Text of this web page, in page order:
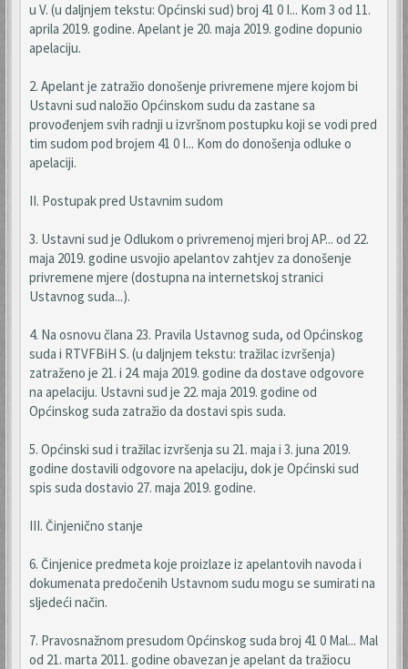
u V. (u daljnjem tekstu: Općinski sud) broj 41 0 I... Kom 3 od 11.
aprila 2019. godine. Apelant je 20. maja 2019. godine dopunio
apelaciju.
2. Apelant je zatražio donošenje privremene mjere kojom bi
Ustavni sud naložio Općinskom sudu da zastane sa
provođenjem svih radnji u izvršnom postupku koji se vodi pred
tim sudom pod brojem 41 0 I... Kom do donošenja odluke o
apelaciji.
II. Postupak pred Ustavnim sudom
3. Ustavni sud je Odlukom o privremenoj mjeri broj AP... od 22.
maja 2019. godine usvojio apelantov zahtjev za donošenje
privremene mjere (dostupna na internetskoj stranici
Ustavnog suda...).
4. Na osnovu člana 23. Pravila Ustavnog suda, od Općinskog
suda i RTVFBiH S. (u daljnjem tekstu: tražilac izvršenja)
zatraženo je 21. i 24. maja 2019. godine da dostave odgovore
na apelaciju. Ustavni sud je 22. maja 2019. godine od
Općinskog suda zatražio da dostavi spis suda.
5. Općinski sud i tražilac izvršenja su 21. maja i 3. juna 2019.
godine dostavili odgovore na apelaciju, dok je Općinski sud
spis suda dostavio 27. maja 2019. godine.
III. Činjenično stanje
6. Činjenice predmeta koje proizlaze iz apelantovih navoda i
dokumenata predočenih Ustavnom sudu mogu se sumirati na
sljedeći način.
7. Pravosnažnom presudom Općinskog suda broj 41 0 Mal... Mal
od 21. marta 2011. godine obavezan je apelant da tražiocu